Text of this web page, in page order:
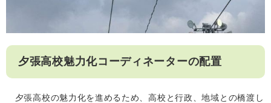
夕張高校魅力化コーディネーターの配置
夕張高校の魅力化を進めるため、高校と行政、地域との橋渡し